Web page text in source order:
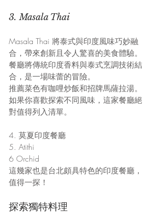
3. Masala Thai
Masala Thai 將泰式與印度風味巧妙融
合，帶來創新且令人驚喜的美食體驗。
餐廳將傳統印度香料與泰式烹調技術結
合，是一場味蕾的冒險。
推薦菜色有咖哩炒飯和招牌馬薩拉湯。
如果你喜歡探索不同風味，這家餐廳絕
對值得列入清單。
4. 莫夏印度餐廳
5. Atithi
6 Orchid
這幾家也是台北頗具特色的印度餐廳，
值得一探！
探索獨特料理